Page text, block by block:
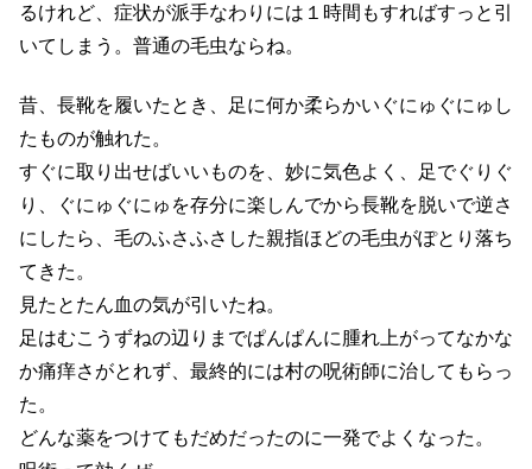
るけれど、症状が派手なわりには１時間もすればすっと引
いてしまう。普通の毛虫ならね。
昔、長靴を履いたとき、足に何か柔らかいぐにゅぐにゅし
たものが触れた。
すぐに取り出せばいいものを、妙に気色よく、足でぐりぐ
り、ぐにゅぐにゅを存分に楽しんでから長靴を脱いで逆さ
にしたら、毛のふさふさした親指ほどの毛虫がぽとり落ち
てきた。
見たとたん血の気が引いたね。
足はむこうずねの辺りまでぱんぱんに腫れ上がってなかな
か痛痒さがとれず、最終的には村の呪術師に治してもらっ
た。
どんな薬をつけてもだめだったのに一発でよくなった。